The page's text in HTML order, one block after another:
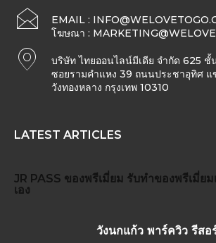
EMAIL :
โฆษณา :
บริษัท ไทยออนไลน์มีเดีย จำกัด 625 ชั้
ซอยรามคำแหง 39 ถนนประชาอุทิศ แ
วังทองหลาง กรุงเทพ 10310
LATEST ARTICLES
JR PASS ของพรีเมี่ยม รับทำของพรีเมี่ยม
เอง
วังนกแก้ว พาร์ควิว รีส